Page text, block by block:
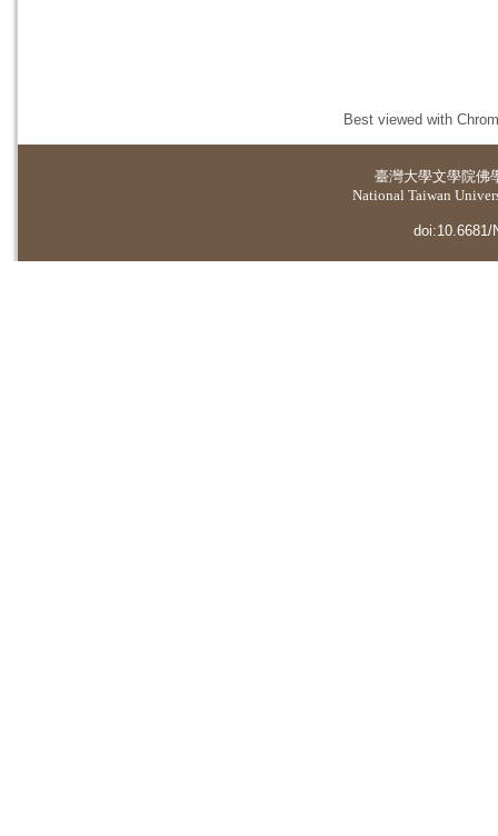
Best viewed with
臺灣大學文學院佛
National Taiwan
doi:10.6681/